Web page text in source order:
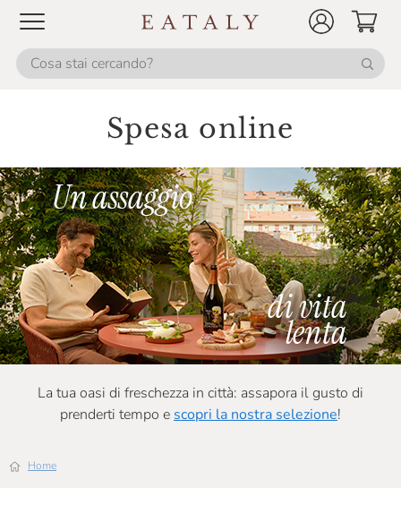
Spesa online
La tua oasi di freschezza in città: assapora il gusto di
prenderti tempo e scopri la nostra selezione!
Home